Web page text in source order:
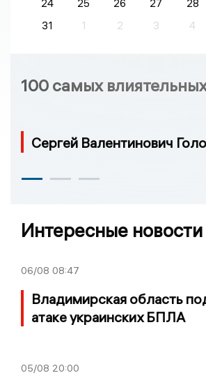
24 25 26 27 28
31
1 2 3 4
100 самых
Сергей Валентинович
Интересные новости
06/08 08:47
Владимирская область
атаке украинских БПЛА
05/08 20:00